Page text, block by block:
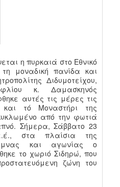
η πυρκαιά στο Εθνικό
μοναδική πανίδα και
Διδυμοτείχου,
κ. Δαμασκηνός
αυτές τις μέρες τις
και τό Μοναστήρι της
από την φωτιά
Σήμερα, Σάββατο 23
στα πλαίσια της
και αγωνίας ο
το χωριό Σιδηρώ, που
ζώνη του